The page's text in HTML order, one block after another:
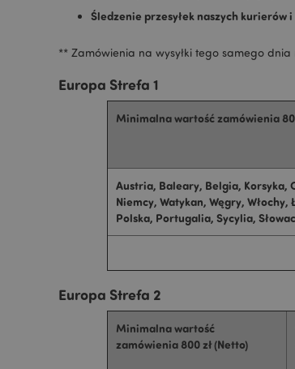
Śledzenie przesyłek naszych
** Zamówienia na wysyłki tego samego dnia
Europa Strefa 1
Minimalna wartość zamówienia
Austria, Baleary, Belgia, Korsyka,
Niemcy, Watykan, Węgry,
Polska, Portugalia, Sycylia,
Europa Strefa 2
Minimalna wartość
zamówienia 800 zł (Netto)